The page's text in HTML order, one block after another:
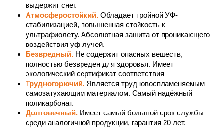
выдержит снег.
Атмосферостойкий. Обладает тройной УФ-
стабилизацией, повышенная стойкость к
ультрафиолету. Абсолютная защита от проникающего
воздействия уф-лучей.
Безвредный. Не содержит опасных веществ,
полностью безвреден для здоровья. Имеет
экологический сертификат соответствия.
Трудногорючий. Является трудновоспламеняемым
самозатухающим материалом. Самый надёжный
поликарбонат.
Долговечный. Имеет самый большой срок службы
среди аналогичной продукции, гарантия 20 лет.